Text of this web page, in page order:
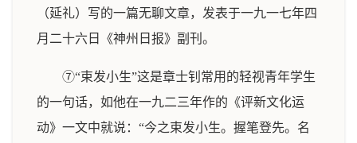
（延礼）写的一篇无聊文章，发表于一九一七年四
月二十六日《神州日报》副刊。
⑦“束发小生”这是章士钊常用的轻视青年学生
的一句话，如他在一九二三年作的《评新文化运
动》一文中就说：“今之束发小生。握笔登先。名